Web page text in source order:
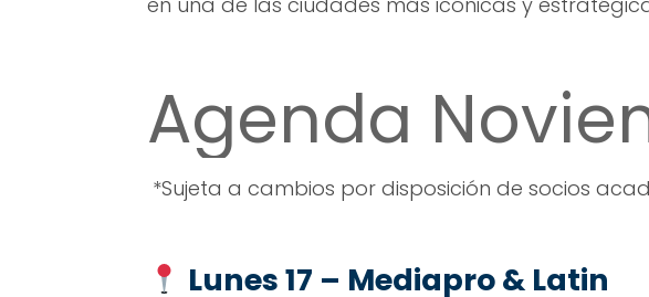
Agenda
*Sujeta a cambios por disposición de socios
Lunes 17 – Mediapro & Latin